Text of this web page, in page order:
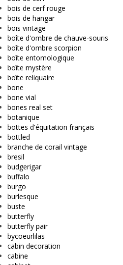
bois de cerf rouge
bois de hangar
bois vintage
boîte d'ombre de chauve-souris
boîte d'ombre scorpion
boîte entomologique
boîte mystère
boîte reliquaire
bone
bone vial
bones real set
botanique
bottes d'équitation français
bottled
branche de corail vintage
bresil
budgerigar
buffalo
burgo
burlesque
buste
butterfly
butterfly pair
bycoeurlilas
cabin decoration
cabine